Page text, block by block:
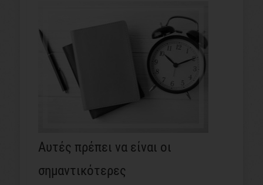
Αυτές πρέπει να είναι οι
σημαντικότερες